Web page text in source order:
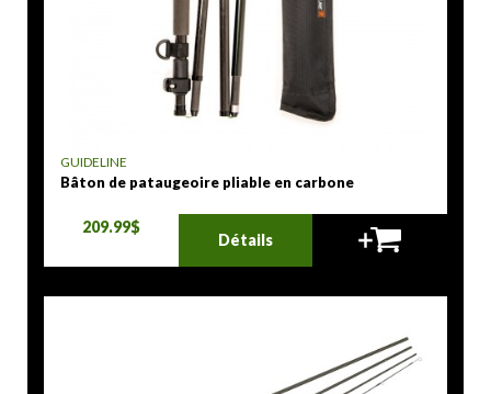
GUIDELINE
Bâton de pataugeoire pliable en carbone
209.99$
Détails